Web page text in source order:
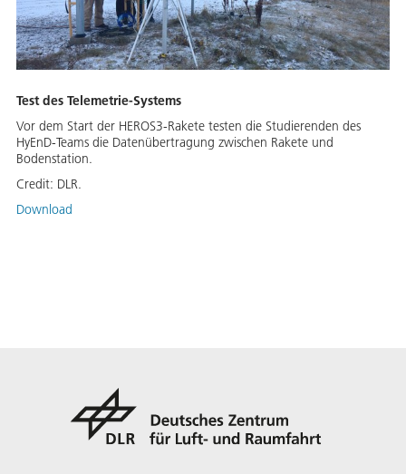
Test des Telemetrie-Systems
Vor dem Start der HEROS3-Rakete testen die Studierenden des
HyEnD-Teams die Datenübertragung zwischen Rakete und
Bodenstation.
Credit: DLR.
Download